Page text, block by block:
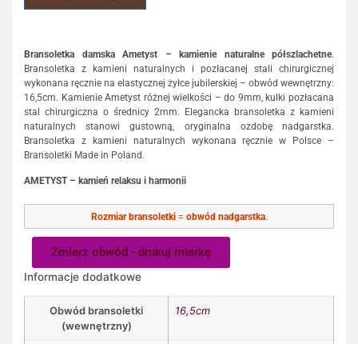
Bransoletka damska Ametyst – kamienie naturalne półszlachetne.
Bransoletka z kamieni naturalnych i pozłacanej stali chirurgicznej
wykonana ręcznie na elastycznej żyłce jubilerskiej – obwód wewnętrzny:
16,5cm. Kamienie Ametyst różnej wielkości – do 9mm, kulki pozłacana
stal chirurgiczna o średnicy 2mm. Elegancka bransoletka z kamieni
naturalnych stanowi gustowną, oryginalna ozdobę nadgarstka.
Bransoletka z kamieni naturalnych wykonana ręcznie w Polsce –
Bransoletki Made in Poland.
AMETYST – kamień relaksu i harmonii
Rozmiar bransoletki= obwód nadgarstka.
Zmierz obwód - drukuj miarkę
Informacje dodatkowe
Obwód bransoletki
(wewnętrzny)
16,5cm